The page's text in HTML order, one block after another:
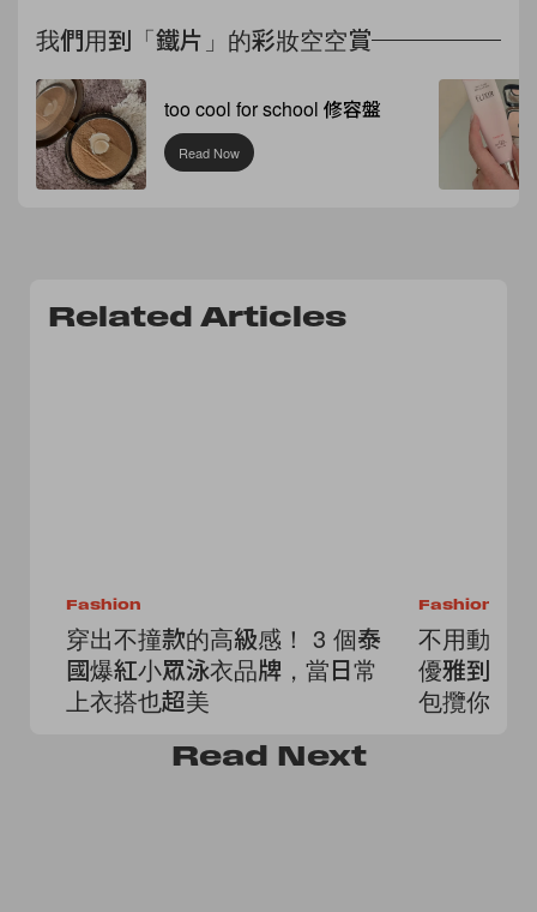
我們用到「鐵片」的彩妝空空賞
too cool for school 修容盤
Read Now
Related Articles
Fashion
穿出不撞款的高級感！ 3 個泰
國爆紅小眾泳衣品牌，當日常
上衣搭也超美
Fashion
不用動腦
優雅到街
包攬你一
Read Next